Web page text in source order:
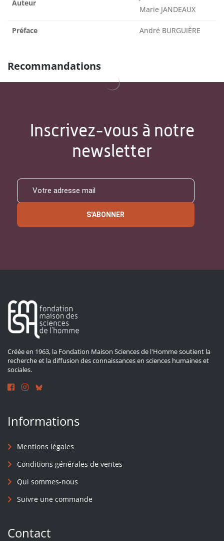
Auteur
Marie JANDEAUX
Préface André BURGUIÈRE
Recommandations
Inscrivez-vous à notre
newsletter
S'ABONNER
Créée en 1963, la Fondation Maison Sciences de l'Homme soutient la
recherche et la diffusion des connaissances en sciences humaines et
sociales.
Informations
Mentions légales
Conditions générales de ventes
Qui sommes-nous
Suivre une commande
Contact